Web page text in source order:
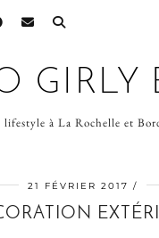
GIRLY
lifestyle à La Rochelle et
21 FÉVRIER 2017